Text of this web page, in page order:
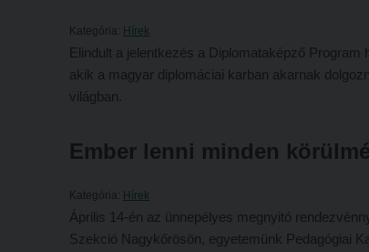
Kategória: Hírek
Elindult a jelentkezés a Diplomataképző
akik a magyar diplomáciai karban akarnak
világban.
Ember lenni minden
Kategória: Hírek
Április 14-én az ünnepélyes megnyitó
Szekció Nagykőrösön, egyetemünk Pedagógiai